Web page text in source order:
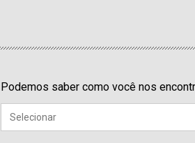
Podemos saber como você nos